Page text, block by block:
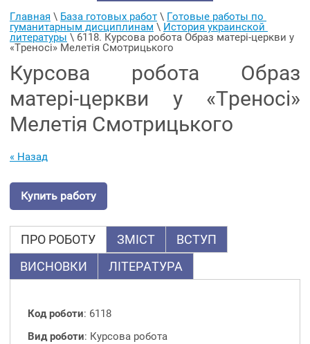
Главная \ База готовых работ \ Готовые работы по
гуманитарным дисциплинам \ История украинской
литературы \ 6118. Курсова робота Образ матері-церкви у
«Треносі» Мелетія Смотрицького
Курсова робота Образ
матері-церкви у «Треносі»
Мелетія Смотрицького
« Назад
Купить работу
ПРО РОБОТУ ЗМІСТ
ВСТУП
ВИСНОВКИ
ЛІТЕРАТУРА
Код роботи: 6118
Вид роботи: Курсова робота